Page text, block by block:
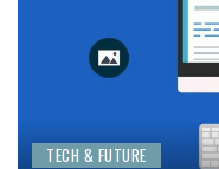
TECH & FUTURE